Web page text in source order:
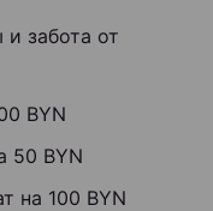
забота от
BYN
50 BYN
на 100 BYN